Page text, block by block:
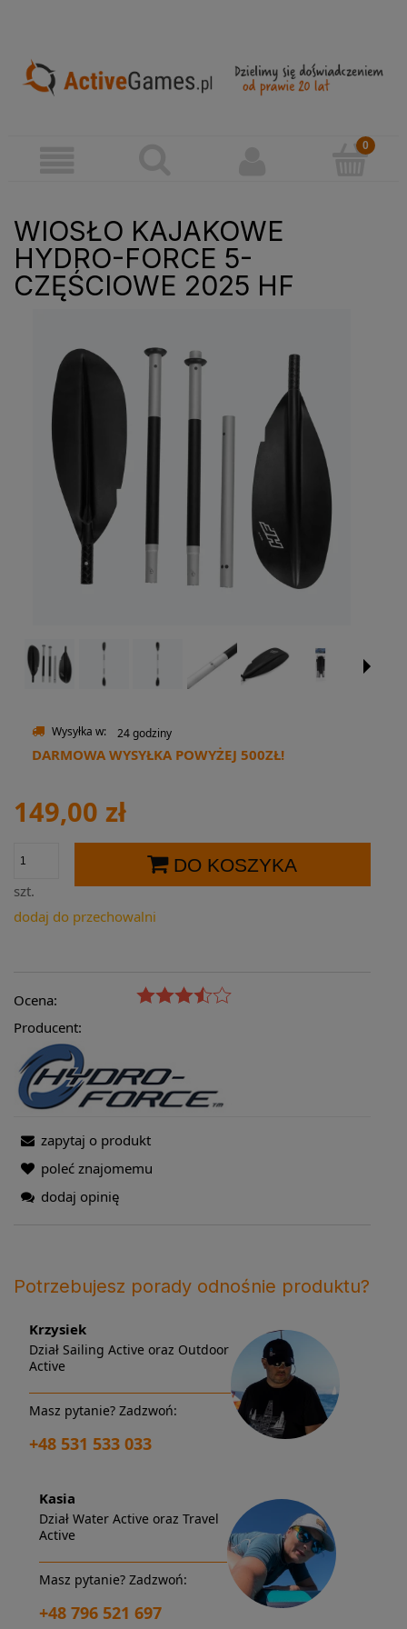
WIOSŁO KAJAKOWE
HYDRO-FORCE 5-
CZĘŚCIOWE 2025 HF
Wysyłka w: 24 godziny
DARMOWA WYSYŁKA POWYŻEJ 500ZŁ!
149,00 zł
szt.
DO KOSZYKA
dodaj do przechowalni
Ocena:
Producent:
zapytaj o produkt
poleć znajomemu
dodaj opinię
Potrzebujesz porady odnośnie produktu?
Krzysiek
Dział Sailing Active oraz Outdoor
Active
Masz pytanie? Zadzwoń:
+48 531 533 033
Kasia
Dział Water Active oraz Travel
Active
Masz pytanie? Zadzwoń:
+48 796 521 697